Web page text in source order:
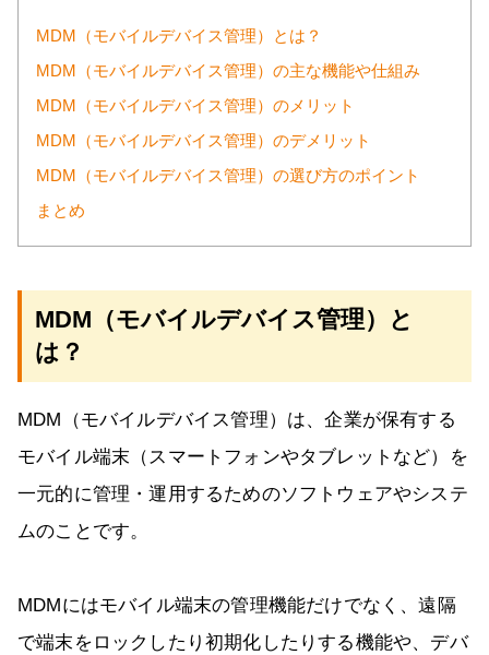
MDM（モバイルデバイス管理）とは？
MDM（モバイルデバイス管理）の主な機能や仕組み
MDM（モバイルデバイス管理）のメリット
MDM（モバイルデバイス管理）のデメリット
MDM（モバイルデバイス管理）の選び方のポイント
まとめ
MDM（モバイルデバイス管理）と
は？
MDM（モバイルデバイス管理）は、企業が保有する
モバイル端末（スマートフォンやタブレットなど）を
一元的に管理・運用するためのソフトウェアやシステ
ムのことです。
MDMにはモバイル端末の管理機能だけでなく、遠隔
で端末をロックしたり初期化したりする機能や、デバ